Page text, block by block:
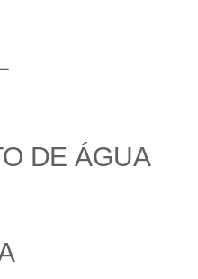
DE ÁGUA